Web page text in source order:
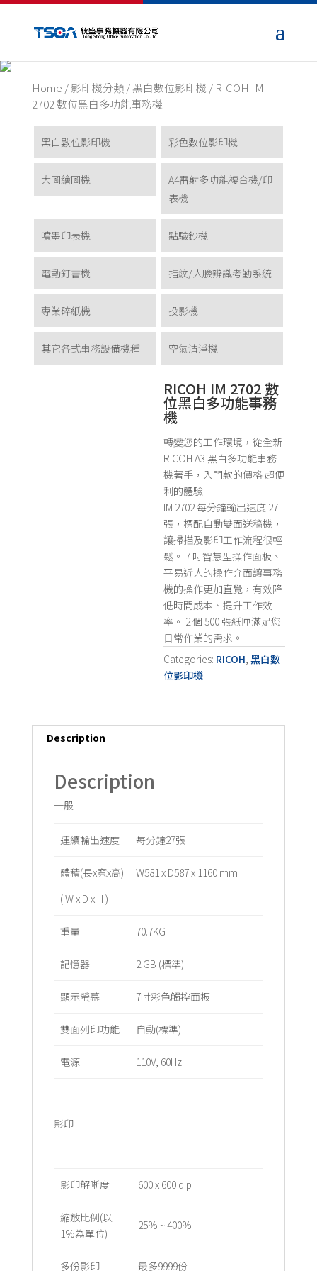
Home /影印機分類/黑白數位影印機 / RICOH IM
2702 數位黑白多功能事務機
黑白數位影印機 彩色數位影印機
大圖繪圖機
A4雷射多功能複合機/印
表機
噴墨印表機 點驗鈔機
電動釘書機 指紋/人臉辨識考勤系統
專業碎紙機 投影機
其它各式事務設備機種 空氣清淨機
RICOH IM 2702 數
位黑白多功能事務
機
轉變您的工作環境，從全新
RICOH A3黑白多功能事務
機著手， 入門款的價格 超便
利的體驗
IM 2702每分鐘輸出速度 27
張，標配自動雙面送稿機，
讓掃描及影印工作流程很輕
鬆。 7 吋智慧型操作面板、
平易近人的操作介面讓事務
機的操作更加直覺，有效降
低時間成本、提升工作效
率。 2個500 張紙匣滿足您
日常作業的需求。
Categories: RICOH ,黑白數
位影印機
Description
Description
一般
連續輸出速度 每分鐘27張
體積(長x寬x高)
( W x D x H )
W581 x D587 x 1160 mm
重量 70.7KG
記憶器 2 GB (標準)
顯示螢幕 7吋彩色觸控面板
雙面列印功能 自動(標準)
電源 110V, 60Hz
影印
影印解晰度 600 x 600 dip
縮放比例(以
1%為單位)
25% ~ 400%
多份影印 最多9999份